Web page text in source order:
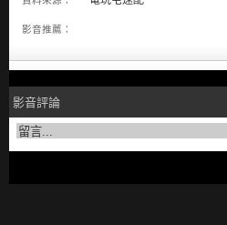
影音推薦：
影音評論